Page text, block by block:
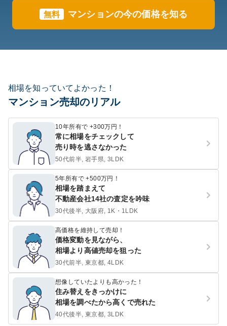
無料 マンションの今の価格を知る
相場を知っていてよかった！
マンション売却のリアル
10年所有で +300万円！
常に相場をチェックして
売り時を逃さなかった
50代前半, 岩手県, 3LDK
5年所有で +500万円！
相場を踏まえて
不動産会社14社の査定を吟味
30代後半, 大阪府, 1K・1LDK
高価格を維持して売却！
価格変動を見ながら、
相場より高値売却を狙った
30代前半, 東京都, 4LDK
想像していたよりも高かった！
住み替えをきっかけに
相場を調べたから高くで売れた
40代後半, 東京都, 3LDK